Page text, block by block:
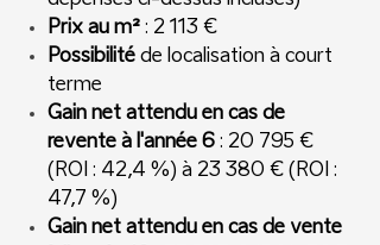
Prix au m² : 2 113 €
Possibilité de localisation à court
terme
Gain net attendu en cas de
revente à l'année 6 : 20 795 €
(ROI : 42,4 %) à 23 380 € (ROI :
47,7 %)
Gain net attendu en cas de vente